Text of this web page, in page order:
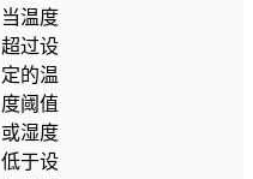
当温度
超过设
定的温
度阈值
或湿度
低于设